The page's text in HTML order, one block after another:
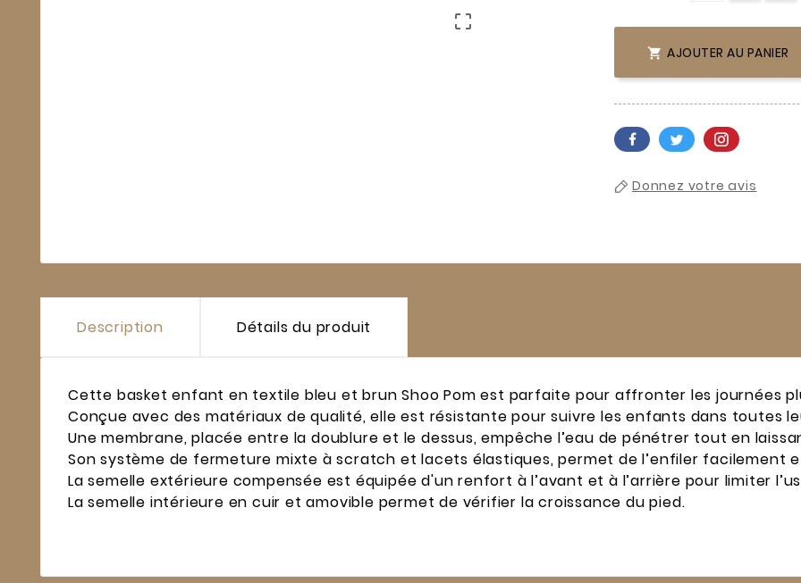

 AJOUTER AU PANIER
Donnez votre avis
Description Détails du produit
Cette basket enfant en textile bleu et brun Shoo Pom est parfaite pour affronter les journées
Conçue avec des matériaux de qualité, elle est résistante pour suivre les enfants dans toutes
Une membrane, placée entre la doublure et le dessus, empêche l’eau de pénétrer tout en
Son système de fermeture mixte à scratch et lacets élastiques, permet de l’enfiler facilement
La semelle extérieure compensée est équipée d'un renfort à l’avant et à l’arrière pour limiter
La semelle intérieure en cuir et amovible permet de vérifier la croissance du pied.